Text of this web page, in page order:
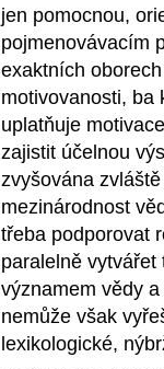
jen pomocnou,
pojmenovávacím
exaktních
motivovanosti, ba
uplatňuje
zajistit účelnou
zvyšována
mezinárodnost
třeba podporovat
paralelně
významem vědy
nemůže však
lexikologické,